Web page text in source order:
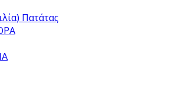
Πατάτας